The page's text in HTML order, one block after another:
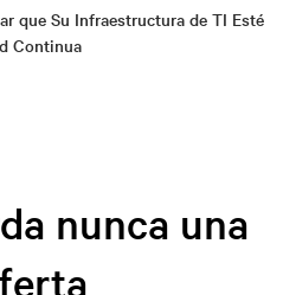
que Su Infraestructura de TI Esté
Continua
nunca una